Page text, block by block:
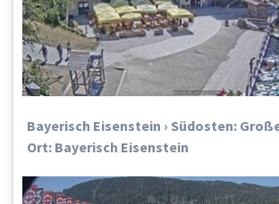
Bayerisch Eisenstein › Südosten:
Ort: Bayerisch Eisenstein